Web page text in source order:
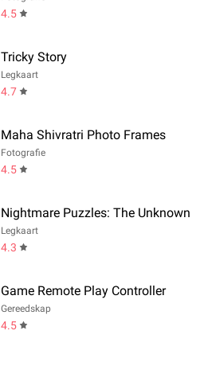
4.5
Tricky Story
Legkaart
4.7
Maha Shivratri Photo Frames
Fotografie
4.5
Nightmare Puzzles: The Unknown
Legkaart
4.3
Game Remote Play Controller
Gereedskap
4.5